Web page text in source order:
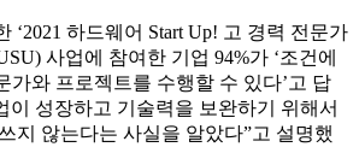
‘2021 하드웨어 Start Up! 고 경력 전문가
사업에 참여한 기업 94%가 ‘조건에
가와 프로젝트를 수행할 수 있다’고 답
이 성장하고 기술력을 보완하기 위해서
지 않는다는 사실을 알았다”고 설명했